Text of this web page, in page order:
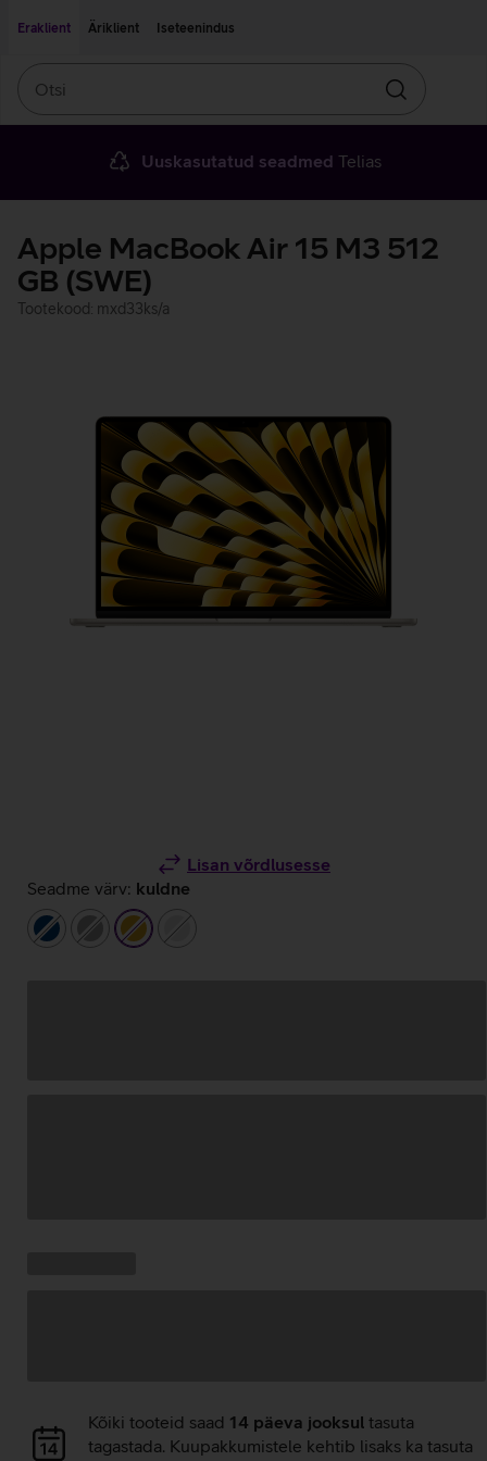
Eraklient
Äriklient Iseteenindus
Otsin
Uuskasutatud seadmed Telias
Apple MacBook Air 15 M3 512
GB (SWE)
Tootekood: mxd33ks/a
Lisan võrdlusesse
Seadme värv: kuldne
tumesinine
hall kuldnehõbedane
Andmete
laadimine
Kõiki tooteid saad 14 päeva jooksul tasuta
tagastada. Kuupakkumistele kehtib lisaks ka tasuta